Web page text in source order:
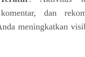
dan
meningkatkan